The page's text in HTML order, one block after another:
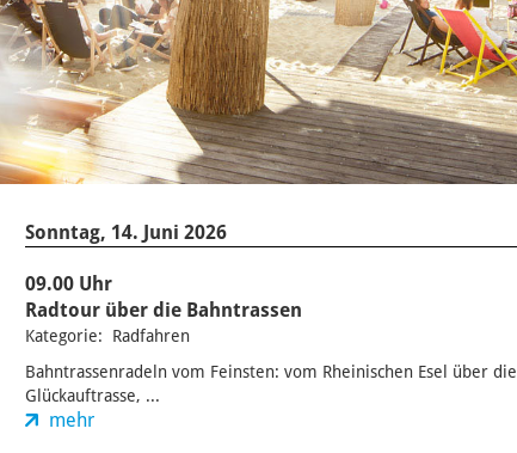
Sonntag, 14. Juni 2026
09.00 Uhr
Radtour über die Bahntrassen
Kategorie: Radfahren
Bahntrassenradeln vom Feinsten: vom Rheinischen Esel über die
Glückauftrasse, ...
mehr